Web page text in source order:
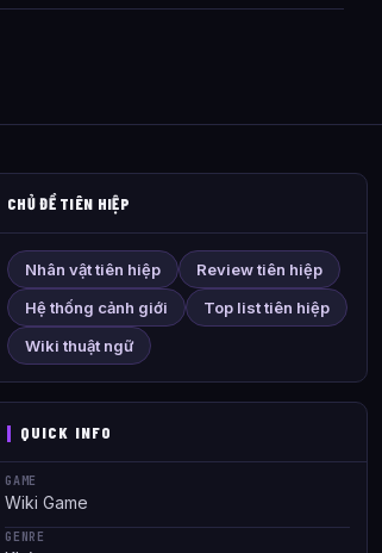
CHỦ ĐỀ TIÊN HIỆP
Nhân vật tiên hiệp
Review tiên hiệp
Hệ thống cảnh giới
Top list tiên hiệp
Wiki thuật ngữ
QUICK INFO
GAME
Wiki Game
GENRE